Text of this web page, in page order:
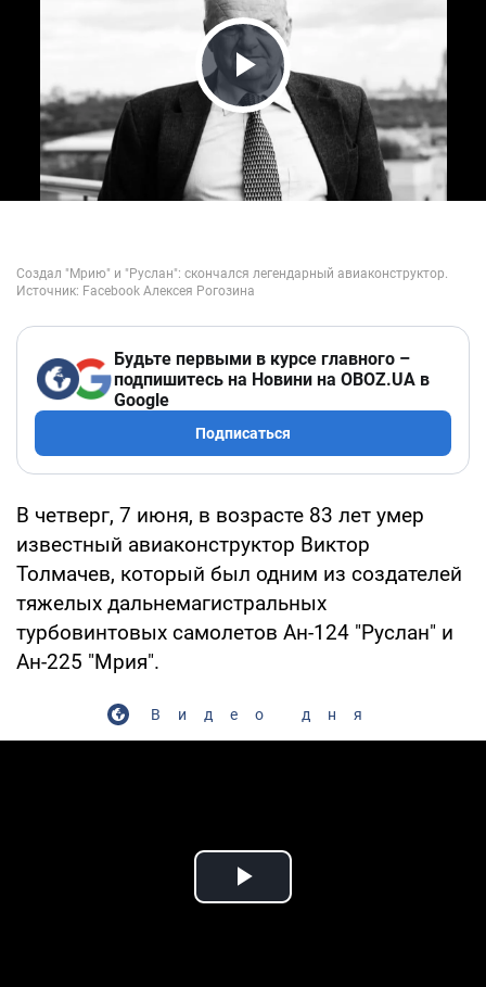
Play Video
Будьте первыми в курсе главного –
подпишитесь на Новини на OBOZ.UA в
Google
Подписаться
В четверг, 7 июня, в возрасте 83 лет умер
известный авиаконструктор Виктор
Толмачев, который был одним из создателей
тяжелых дальнемагистральных
турбовинтовых самолетов Ан-124 "Руслан" и
Ан-225 "Мрия".
Видео дня
Play Video